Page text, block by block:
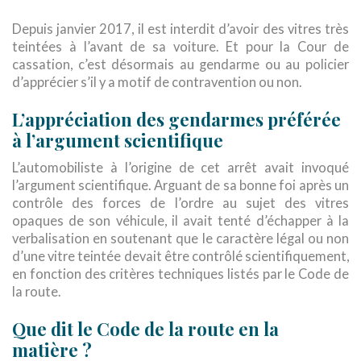
Depuis janvier 2017, il est interdit d’avoir des vitres très
teintées à l’avant de sa voiture. Et pour la Cour de
cassation, c’est désormais au gendarme ou au policier
d’apprécier s’il y a motif de contravention ou non.
L’appréciation des gendarmes préférée
à l’argument scientifique
L’automobiliste à l’origine de cet arrêt avait invoqué
l’argument scientifique. Arguant de sa bonne foi après un
contrôle des forces de l’ordre au sujet des vitres
opaques de son véhicule, il avait tenté d’échapper à la
verbalisation en soutenant que le caractère légal ou non
d’une vitre teintée devait être contrôlé scientifiquement,
en fonction des critères techniques listés par le Code de
la route.
Que dit le Code de la route en la
matière ?